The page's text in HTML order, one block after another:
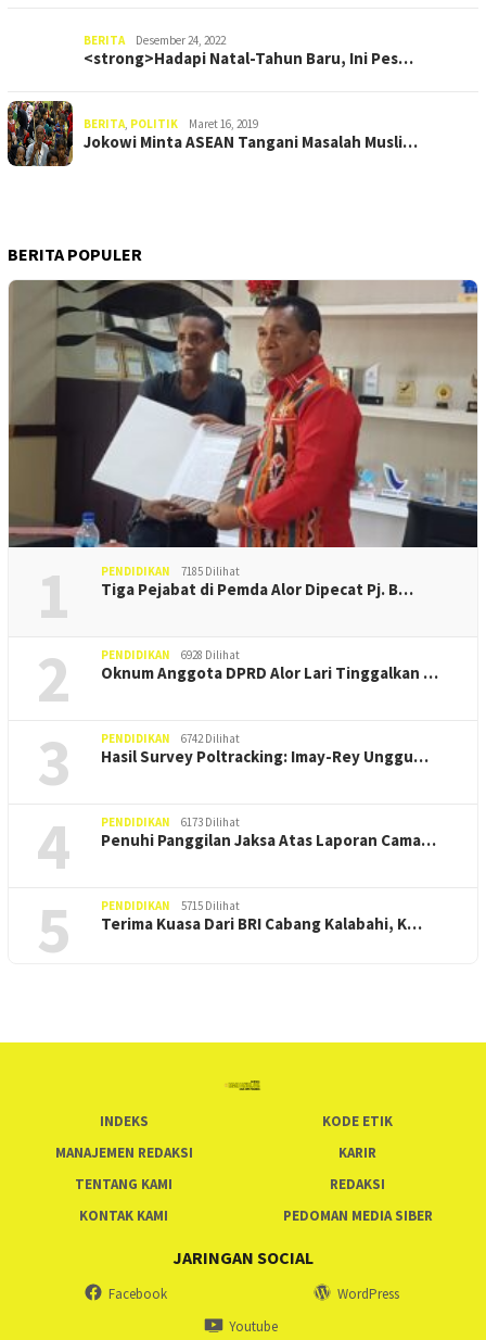
BERITA Desember 24, 2022
<strong>Hadapi Natal-Tahun Baru, Ini Pes…
BERITA, POLITIK Maret 16, 2019
Jokowi Minta ASEAN Tangani Masalah Musli…
BERITA POPULER
1 PENDIDIKAN 7185 Dilihat
Tiga Pejabat di Pemda Alor Dipecat Pj. B…
2 PENDIDIKAN 6928 Dilihat
Oknum Anggota DPRD Alor Lari Tinggalkan …
3 PENDIDIKAN 6742 Dilihat
Hasil Survey Poltracking: Imay-Rey Unggu…
4 PENDIDIKAN 6173 Dilihat
Penuhi Panggilan Jaksa Atas Laporan Cama…
5 PENDIDIKAN 5715 Dilihat
Terima Kuasa Dari BRI Cabang Kalabahi, K…
INDEKS
KODE ETIK
MANAJEMEN REDAKSI
KARIR
TENTANG KAMI
REDAKSI
KONTAK KAMI
PEDOMAN MEDIA SIBER
JARINGAN SOCIAL
Facebook
WordPress
Youtube